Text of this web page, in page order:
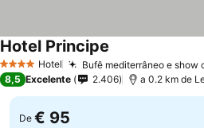
4 EstrelasHotel Bufê mediterrâneo e show
Hotel Principe
8,5 Excelente 2.406 a 0.2 km de
De € 95